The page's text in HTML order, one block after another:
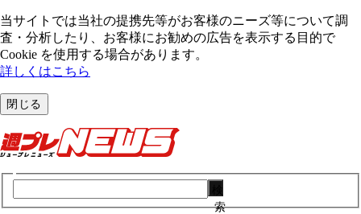
当サイトでは当社の提携先等がお客様のニーズ等について調
査・分析したり、お客様にお勧めの広告を表⽰する⽬的で
Cookie を使⽤する場合があります。
詳しくはこちら
閉じる
索